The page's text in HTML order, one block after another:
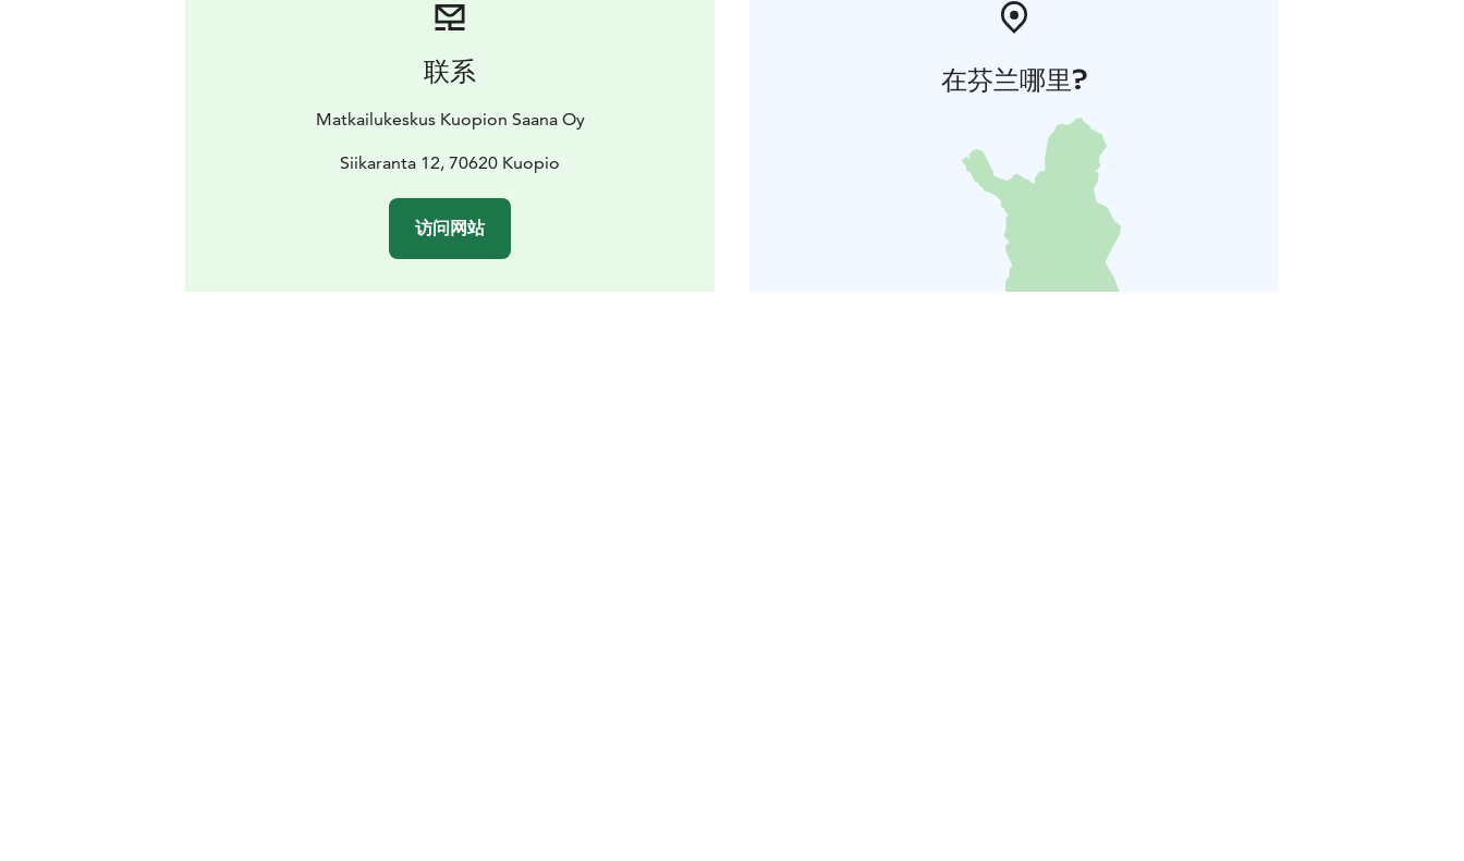
联系
Matkailukeskus Kuopion Saana Oy
Siikaranta 12, 70620 Kuopio
访问网站
在芬兰哪里?